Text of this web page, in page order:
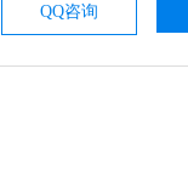
QQ咨询